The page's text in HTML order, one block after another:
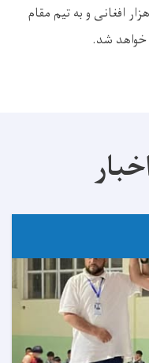
عراده موتر تیزرفتار، به تیم مقام دوم ۲۰ هزار افغانی و به تیم مقام